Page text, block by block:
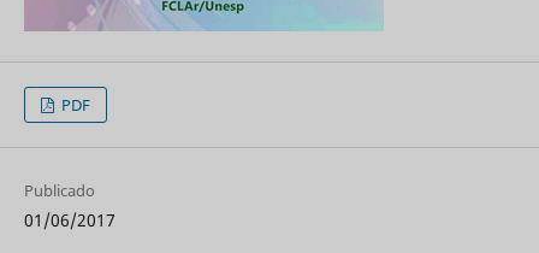
PDF
Publicado
01/06/2017